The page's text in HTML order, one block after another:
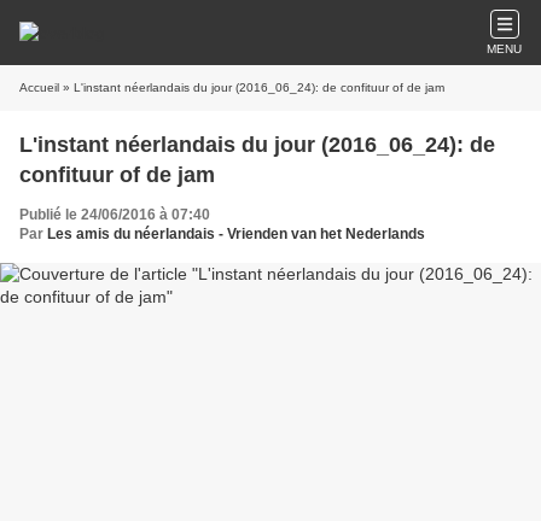
MENU
Accueil » L'instant néerlandais du jour (2016_06_24): de confituur of de jam
L'instant néerlandais du jour (2016_06_24): de
confituur of de jam
Publié le 24/06/2016 à 07:40
Par Les amis du néerlandais - Vrienden van het Nederlands